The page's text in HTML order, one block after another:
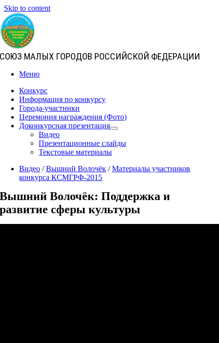
Skip to content
СОЮЗ МАЛЫХ ГОРОДОВ РОССИЙСКОЙ ФЕДЕРАЦИИ
Меню
Конкурс
Информация по конкурсу
Города-участники
Церемония награждения (Фото)
Доконкурсная презентация
Видео
Презентационные слайды
Текстовые материалы
Видео /Вышний Волочёк /Материалы участников
конкурса КСМГРФ-2015
Вышний Волочёк: Поддержка и
развитие сферы культуры